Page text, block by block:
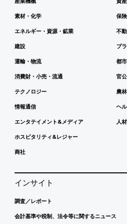
素材・化学
エネルギー・資源・鉱業
建設
運輸・物流
消費財・小売・流通
テクノロジー
情報通信
エンタテイメント&メディア
ホスピタリティ&レジャー
商社
保険
不
プ
都
官
農
ヘ
人
インサイト
調査／レポート
会計基準や税制、法令等に関するニュース